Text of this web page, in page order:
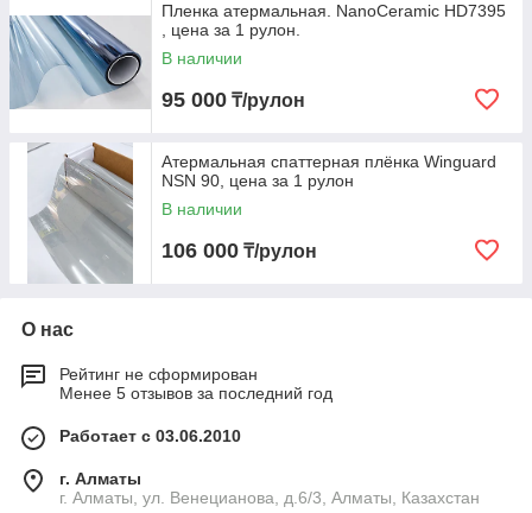
Пленка атермальная. NanoCeramic HD7395
, цена за 1 рулон.
В наличии
95 000 ₸/рулон
Атермальная спаттерная плёнка Winguard
NSN 90, цена за 1 рулон
В наличии
106 000 ₸/рулон
О нас
Рейтинг не сформирован
Менее 5 отзывов за последний год
Работает с 03.06.2010
г. Алматы
г. Алматы, ул. Венецианова, д.6/3, Алматы, Казахстан